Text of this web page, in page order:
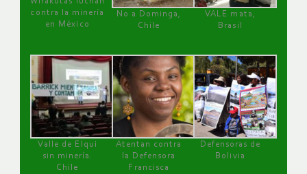
contra la minería
en México
No a Dominga,
Chile
VALE mata,
Brasil
Valle de Elqui
sin minería.
Chile
Atentan contra
la Defensora
Francisca
Defensoras de
Bolivia